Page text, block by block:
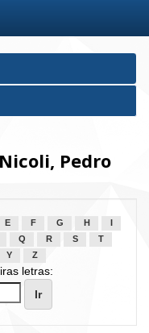
Pedro
E F G H
Q R S
T
Y Z
letras: